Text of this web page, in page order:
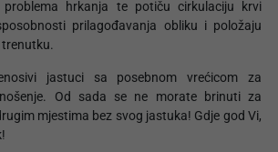
problema hrkanja te potiču cirkulaciju krvi
prilagođavanja obliku i položaju
jastuci sa posebnom vrećicom za
Od sada se ne morate brinuti za
mjestima bez svog jastuka! Gdje god Vi,